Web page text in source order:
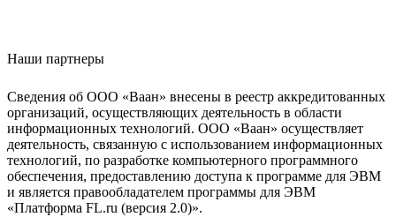
Наши партнеры
Сведения об ООО «Ваан» внесены в реестр аккредитованных
организаций, осуществляющих деятельность в области
информационных технологий. ООО «Ваан» осуществляет
деятельность, связанную с использованием информационных
технологий, по разработке компьютерного программного
обеспечения, предоставлению доступа к программе для ЭВМ
и является правообладателем программы для ЭВМ
«Платформа FL.ru (версия 2.0)».